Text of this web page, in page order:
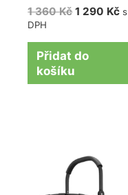
1 360Kč 1 290 Kč s
DPH
Přidat do
košíku